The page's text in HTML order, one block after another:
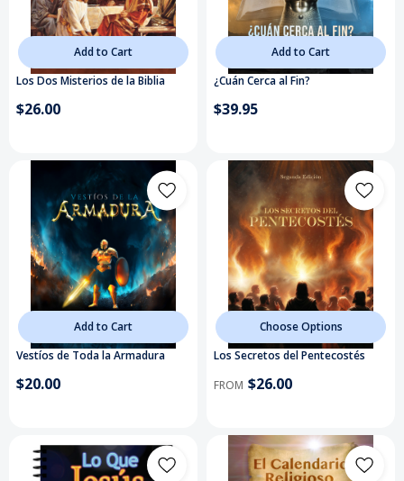
Add to Cart
Los Dos Misterios de la Biblia
$26.00
Add to Cart
¿Cuán Cerca al Fin?
$39.95
Add to Cart
Vestíos de Toda la Armadura
$20.00
Choose Options
Los Secretos del Pentecostés
FROM $26.00